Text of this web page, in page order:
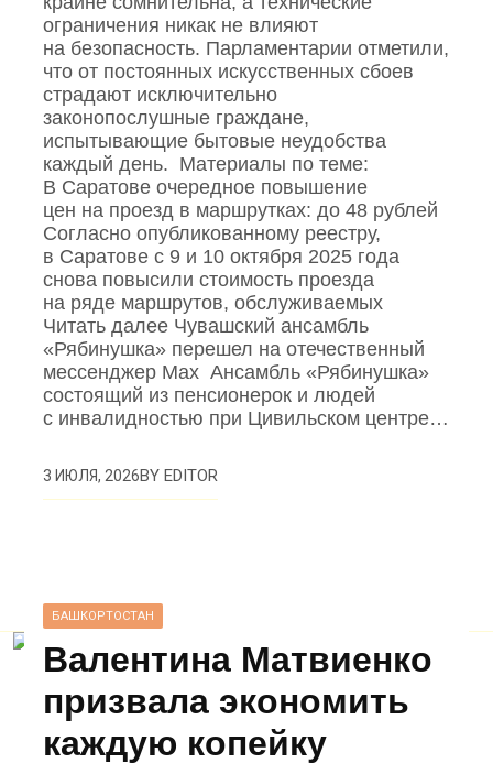
ограничения никак не влияют
на безопасность. Парламентарии отметили,
что от постоянных искусственных сбоев
страдают исключительно
законопослушные граждане,
испытывающие бытовые неудобства
каждый день. Материалы по теме:
В Саратове очередное повышение
цен на проезд в маршрутках: до 48 рублей
Согласно опубликованному реестру,
в Саратове с 9 и 10 октября 2025 года
снова повысили стоимость проезда
на ряде маршрутов, обслуживаемых
Читать далее Чувашский ансамбль
«Рябинушка» перешел на отечественный
мессенджер Max Ансамбль «Рябинушка»
состоящий из пенсионерок и людей
с инвалидностью при Цивильском центре…
3 ИЮЛЯ, 2026BYEDITOR
БАШКОРТОСТАН
Валентина Матвиенко
призвала экономить
каждую копейку